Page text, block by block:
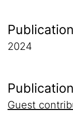
2024
Guest